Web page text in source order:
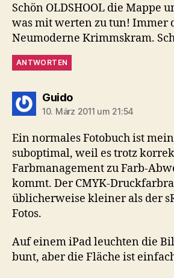
Schön OLDSHOOL die Mappe
was mit werten zu tun! Immer
Neumoderne Krimmskram.
ANTWORTEN
Guidosagt:
10. März 2011 um 21:54
Ein normales Fotobuch ist
suboptimal, weil es trotz
Farbmanagement zu Farb-
kommt. Der CMYK-
üblicherweise kleiner als der
Fotos.
Auf einem iPad leuchten die
bunt, aber die Fläche ist